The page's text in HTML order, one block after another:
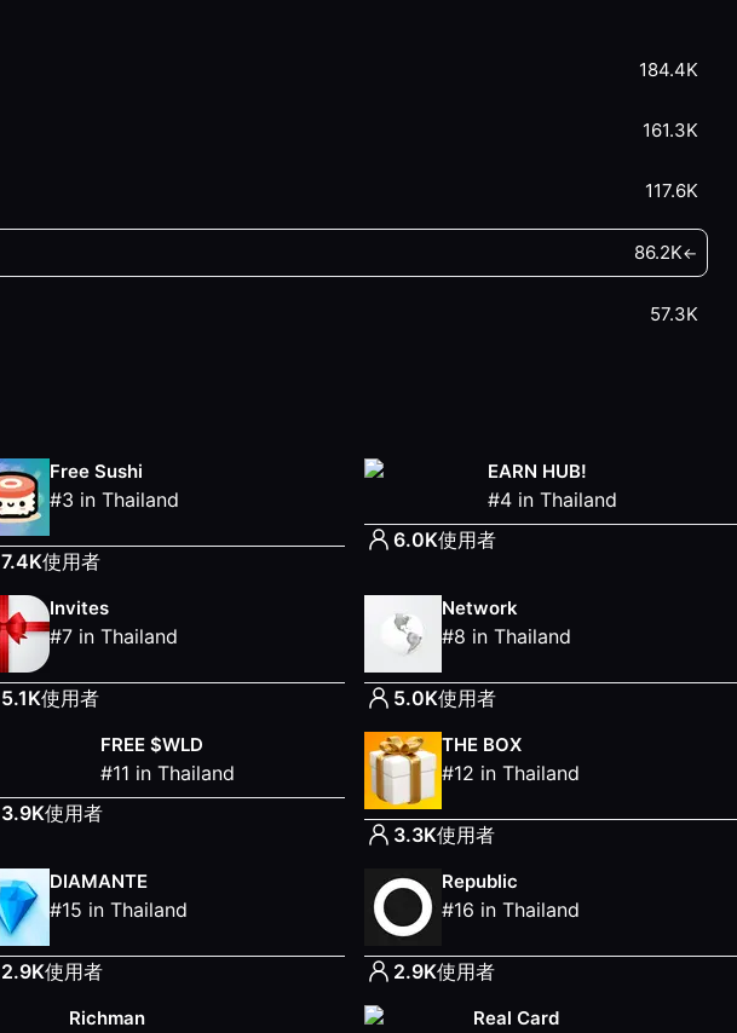
184.4K
161.3K
117.6K
86.2K←
57.3K
Free Sushi
#3 in Thailand
7.4K使用者
EARN HUB!
#4 in Thailand
6.0K使用者
Invites
#7 in Thailand
5.1K使用者
Network
#8 in Thailand
5.0K使用者
FREE $WLD
#11 in Thailand
3.9K使用者
THE BOX
#12 in Thailand
3.3K使用者
DIAMANTE
#15 in Thailand
2.9K使用者
Republic
#16 in Thailand
2.9K使用者
Richman Real Card